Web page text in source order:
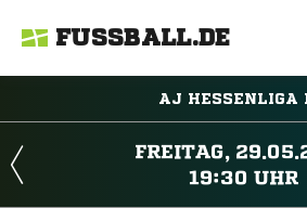
FUSSBALL.DE
AJ HESSENLIGA

 